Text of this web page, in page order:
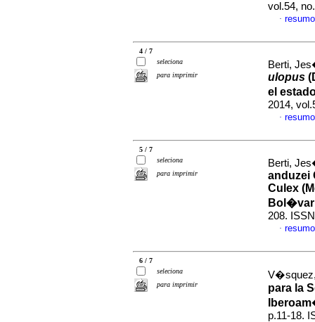
vol.54,
·
4 / 7
seleciona
para imprimir
Berti,
ulopus
el
2014,
·
5 / 7
seleciona
para imprimir
Berti,
anduzei
Culex
Bol�var
208.
·
6 / 7
seleciona
para imprimir
para la
p.11-18.